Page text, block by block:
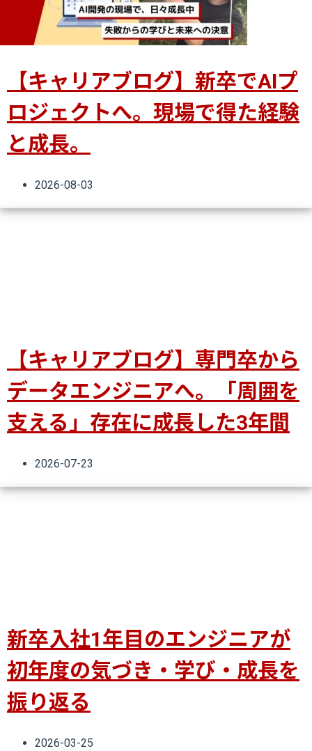
【キャリアブログ】新卒でAIプ
ロジェクトへ。現場で得た経験
と成長。
2026-08-03
【キャリアブログ】専門卒から
データエンジニアへ。「周囲を
支える」存在に成長した3年間
2026-07-23
新卒入社1年目のエンジニアが
初年度の気づき・学び・成長を
振り返る
2026-03-25